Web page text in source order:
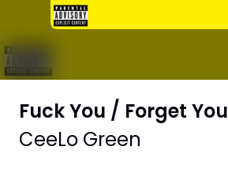
Fuck You / Forget You
CeeLo Green